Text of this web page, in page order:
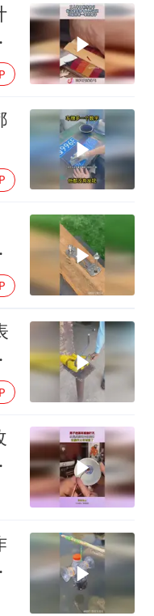
被约谈
董路致歉：泰国10岁黑人父母是伪造的
13岁少年白天写作业晚上夜市炒粉
总书记关心百姓身边这些民生大事